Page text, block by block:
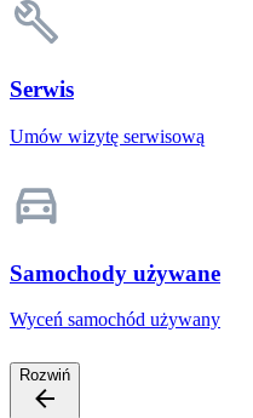
Serwis
Umów wizytę serwisową
Samochody używane
Wyceń samochód używany
Rozwiń